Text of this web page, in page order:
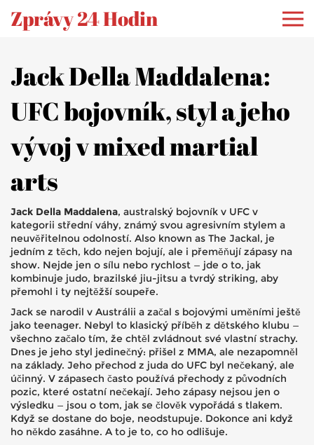
Zprávy 24 Hodin
Jack Della Maddalena:
UFC bojovník, styl a jeho
vývoj v mixed martial
arts
Jack Della Maddalena, australský bojovník v UFC v
kategorii střední váhy, známý svou agresivním stylem a
neuvěřitelnou odolností. Also known as The Jackal, je
jedním z těch, kdo nejen bojují, ale i přeměňují zápasy na
show. Nejde jen o sílu nebo rychlost — jde o to, jak
kombinuje judo, brazilské jiu-jitsu a tvrdý striking, aby
přemohl i ty nejtěžší soupeře.
Jack se narodil v Austrálii a začal s bojovými uměními ještě
jako teenager. Nebyl to klasický příběh z dětského klubu —
všechno začalo tím, že chtěl zvládnout své vlastní strachy.
Dnes je jeho styl jedinečný: přišel z MMA, ale nezapomněl
na základy. Jeho přechod z juda do UFC byl nečekaný, ale
účinný. V zápasech často používá přechody z původních
pozic, které ostatní nečekají. Jeho zápasy nejsou jen o
výsledku — jsou o tom, jak se člověk vypořádá s tlakem.
Když se dostane do boje, neodstupuje. Dokonce ani když
ho někdo zasáhne. A to je to, co ho odlišuje.